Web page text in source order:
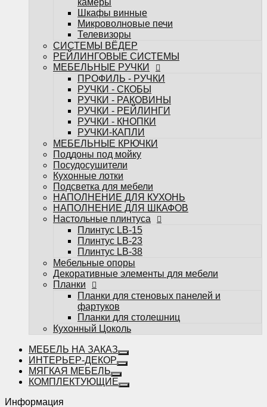
Посудосушители
Кухонные лотки
Подсветка для мебели
НАПОЛНЕНИЕ ДЛЯ КУХОНЬ
НАПОЛНЕНИЕ ДЛЯ ШКАФОВ
Настольные плинтуса
Плинтус LB-15
Плинтус LB-23
Плинтус LB-38
Мебельные опоры
Декоративные элементы для мебели
Планки
Планки для стеновых панелей и
фартуков
Планки для столешниц
Кухонный Цоколь
Избранное
Сравнение
Вы смотрели
камеры
Шкафы винные
Микроволновые печи
Телевизоры
СИСТЕМЫ ВЁДЕР
РЕЙЛИНГОВЫЕ СИСТЕМЫ
МЕБЕЛЬНЫЕ РУЧКИ
ПРОФИЛЬ - РУЧКИ
РУЧКИ - СКОБЫ
РУЧКИ - РАКОВИНЫ
РУЧКИ - РЕЙЛИНГИ
РУЧКИ - КНОПКИ
РУЧКИ-КАПЛИ
МЕБЕЛЬНЫЕ КРЮЧКИ
Поддоны под мойку
Посудосушители
Кухонные лотки
Подсветка для мебели
НАПОЛНЕНИЕ ДЛЯ КУХОНЬ
НАПОЛНЕНИЕ ДЛЯ ШКАФОВ
Настольные плинтуса
Плинтус LB-15
Плинтус LB-23
Плинтус LB-38
Мебельные опоры
Декоративные элементы для мебели
Планки
Планки для стеновых панелей и
фартуков
Планки для столешниц
Кухонный Цоколь
МЕБЕЛЬ НА ЗАКАЗ
ИНТЕРЬЕР-ДЕКОР
МЯГКАЯ МЕБЕЛЬ
КОМПЛЕКТУЮЩИЕ
Информация